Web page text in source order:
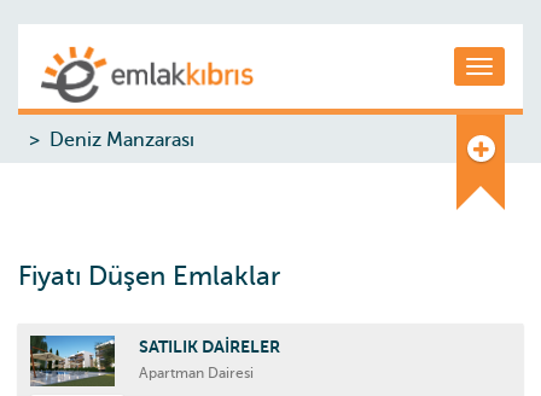
Deniz Manzarası
Fiyatı Düşen Emlaklar
SATILIK DAİRELER
Apartman Dairesi